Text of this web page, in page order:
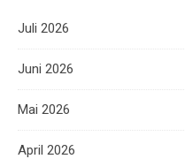
Juli 2026
Juni 2026
Mai 2026
April 2026